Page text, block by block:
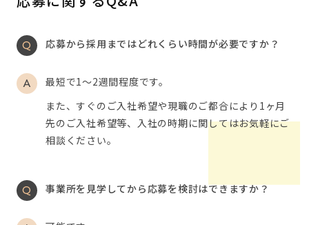
応募から採用まではどれくらい時間が必要ですか？
最短で1～2週間程度です。
また、すぐのご入社希望や現職のご都合により1ヶ月
先のご入社希望等、入社の時期に関してはお気軽にご
相談ください。
事業所を見学してから応募を検討はできますか？